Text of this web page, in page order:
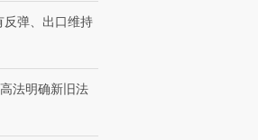
反弹、出口维持
法明确新旧法